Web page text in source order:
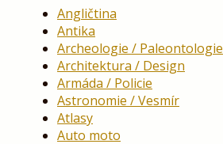
Angličtina
Antika
Archeologie / Paleontologie
Architektura / Design
Armáda / Policie
Astronomie / Vesmír
Atlasy
Auto moto